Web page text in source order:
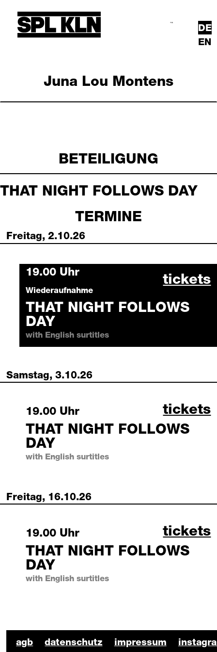
Hauptmenü
DE
EN
Juna Lou Montens
BETEILIGUNG
THAT NIGHT FOLLOWS DAY
TERMINE
Freitag, 2.10.26
Friday, 2 October 2026
19.00 Uhr
Wiederaufnahme
THAT NIGHT FOLLOWS
DAY
with English surtitles
tickets
that
Samstag, 3.10.26
Saturday, 3 October 2026
19.00 Uhr
THAT NIGHT FOLLOWS
DAY
with English surtitles
tickets
that
Freitag, 16.10.26
Friday, 16 October 2026
19.00 Uhr
THAT NIGHT FOLLOWS
DAY
with English surtitles
tickets
that
agb datenschutz impressum